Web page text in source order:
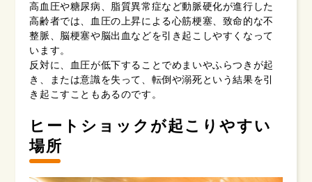
高血圧や糖尿病、脂質異常症など動脈硬化が進行した
高齢者では、血圧の上昇による心筋梗塞、致命的な不
整脈、脳梗塞や脳出血などを引き起こしやすくなって
います。
反対に、血圧が低下することでめまいやふらつきが起
き、または意識を失って、転倒や溺死という結果を引
き起こすこともあるのです。
ヒートショックが起こりやすい
場所